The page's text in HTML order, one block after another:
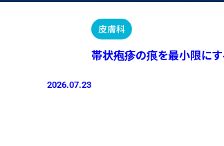
2026.07.23
皮膚科
帯状疱疹の痕を最小限にす